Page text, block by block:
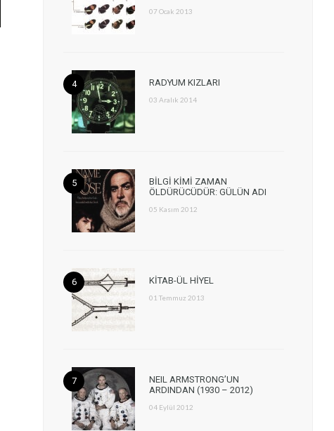
07 Ocak 2013
RADYUM KIZLARI
03 Aralık 2014
BİLGİ KİMİ ZAMAN
ÖLDÜRÜCÜDÜR: GÜLÜN ADI
05 Kasım 2012
KİTAB-ÜL HİYEL
01 Temmuz 2013
NEIL ARMSTRONG’UN
ARDINDAN (1930 – 2012)
04 Eylül 2012